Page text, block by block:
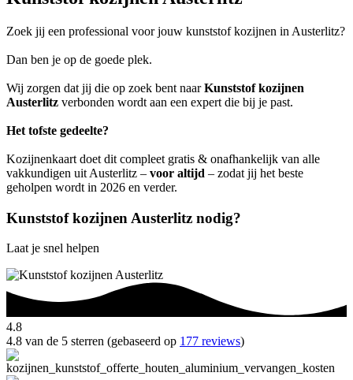
Zoek jij een professional voor jouw kunststof kozijnen in Austerlitz?
Dan ben je op de goede plek.
Wij zorgen dat jij die op zoek bent naarKunststof kozijnen
Austerlitz verbonden wordt aan een expert die bij je past.
Het tofste gedeelte?
Kozijnenkaart doet dit compleet gratis & onafhankelijk van alle
vakkundigen uit Austerlitz – voor altijd – zodat jij het beste
geholpen wordt in 2026 en verder.
Kunststof kozijnen Austerlitz nodig?
Laat je snel helpen
4.8
4.8 van de 5 sterren (gebaseerd op 177 reviews)